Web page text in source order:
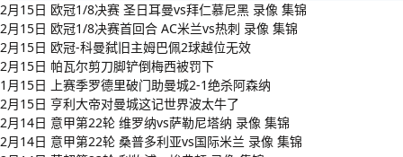
2月15日 欧冠1/8决赛 圣日耳曼vs拜仁慕尼黑 录像 集锦
2月15日 欧冠1/8决赛首回合 AC米兰vs热刺 录像 集锦
2月15日 欧冠-科曼弑旧主姆巴佩2球越位无效
2月15日 帕瓦尔剪刀脚铲倒梅西被罚下
1月15日 上赛季罗德里破门助曼城2-1绝杀阿森纳
2月15日 亨利大帝对曼城这记世界波太牛了
2月14日 意甲第22轮 维罗纳vs萨勒尼塔纳 录像 集锦
2月14日 意甲第22轮 桑普多利亚vs国际米兰 录像 集锦